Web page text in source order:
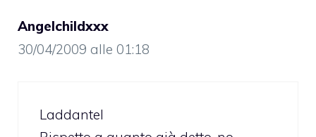
Angelchildxxx
30/04/2009 alle 01:18
Laddantel